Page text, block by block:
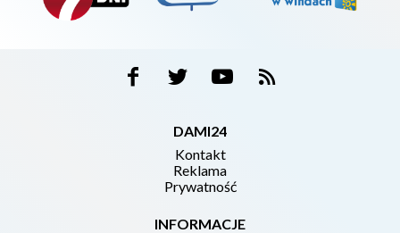
DAMI24
Kontakt
Reklama
Prywatność
INFORMACJE